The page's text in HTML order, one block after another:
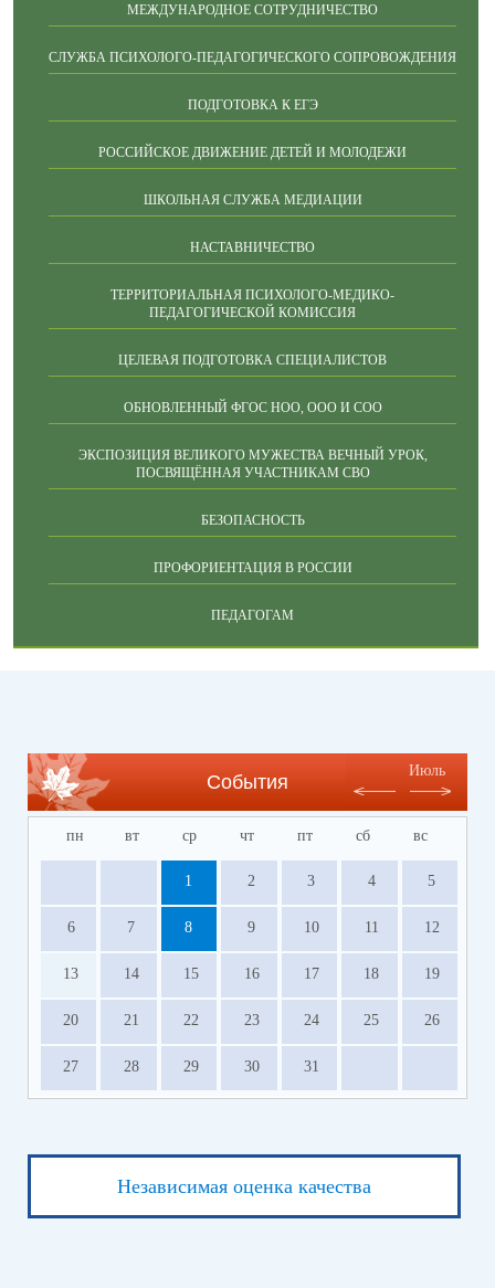
МЕЖДУНАРОДНОЕ СОТРУДНИЧЕСТВО
СЛУЖБА ПСИХОЛОГО-ПЕДАГОГИЧЕСКОГО СОПРОВОЖДЕНИЯ
ПОДГОТОВКА К ЕГЭ
РОССИЙСКОЕ ДВИЖЕНИЕ ДЕТЕЙ И МОЛОДЕЖИ
ШКОЛЬНАЯ СЛУЖБА МЕДИАЦИИ
НАСТАВНИЧЕСТВО
ТЕРРИТОРИАЛЬНАЯ ПСИХОЛОГО-МЕДИКО-
ПЕДАГОГИЧЕСКОЙ КОМИССИЯ
ЦЕЛЕВАЯ ПОДГОТОВКА СПЕЦИАЛИСТОВ
ОБНОВЛЕННЫЙ ФГОС НОО, ООО И СОО
ЭКСПОЗИЦИЯ ВЕЛИКОГО МУЖЕСТВА ВЕЧНЫЙ УРОК,
ПОСВЯЩЁННАЯ УЧАСТНИКАМ СВО
БЕЗОПАСНОСТЬ
ПРОФОРИЕНТАЦИЯ В РОССИИ
ПЕДАГОГАМ
События
Июль
пн вт ср чт пт сб вс
1 2 3 4 5
6 7 8 9 10 11 12
13 14 15 16 17 18 19
20 21 22 23 24 25 26
27 28 29 30 31
Независимая оценка качества